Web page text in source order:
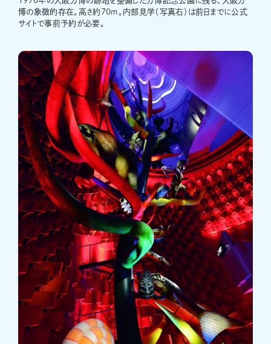
博の象徴的存在。高さ約70m。内部見学（写真右）は前日までに公式
サイトで事前予約が必要。